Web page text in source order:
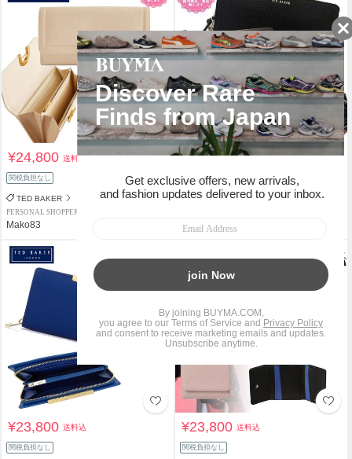
¥24,800送料込
関税負担なし
TED BAKER
PERSONAL SHOPPER
Mako83
¥23,800送料込
関税負担なし
TED BAKER
Mako83
¥23,800送料込
関税負担なし
¥23,800送料込
関税負担なし